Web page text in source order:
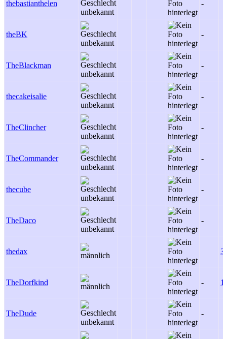
thebastianthelen -
theBK -
TheBlackman -
thecakeisalie -
TheClincher -
TheCommander -
thecube -
TheDaco -
thedax 3
TheDorfkind - 1
TheDude -